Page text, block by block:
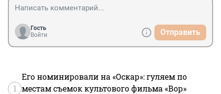
Гость
Войти
Отправить
1
Его номинировали на «Оскар»: гуляем по
местам съемок культового фильма «Вор»